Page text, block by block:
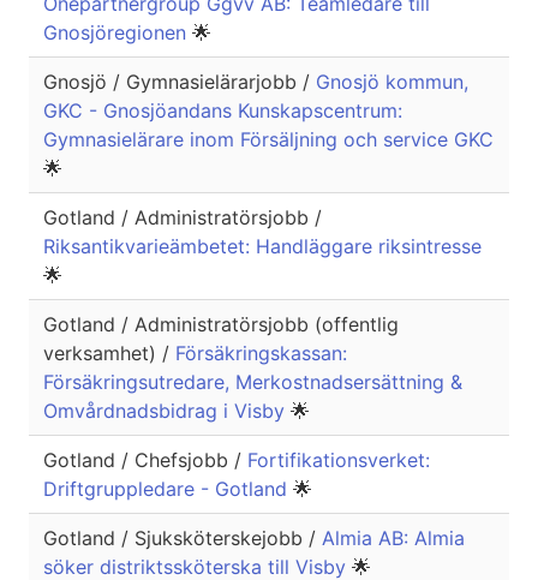
Gnosjöregionen 🌟
Gnosjö / Gymnasielärarjobb / Gnosjö kommun,
GKC - Gnosjöandans Kunskapscentrum:
Gymnasielärare inom Försäljning och service GKC
🌟
Gotland / Administratörsjobb /
Riksantikvarieämbetet: Handläggare riksintresse
🌟
Gotland / Administratörsjobb (offentlig
verksamhet) / Försäkringskassan:
Försäkringsutredare, Merkostnadsersättning &
Omvårdnadsbidrag i Visby 🌟
Gotland / Chefsjobb / Fortifikationsverket:
Driftgruppledare - Gotland 🌟
Gotland / Sjuksköterskejobb / Almia AB: Almia
söker distriktssköterska till Visby 🌟